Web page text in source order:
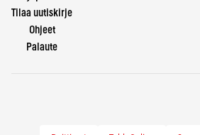
Tilaa uutiskirje
Ohjeet
Palaute